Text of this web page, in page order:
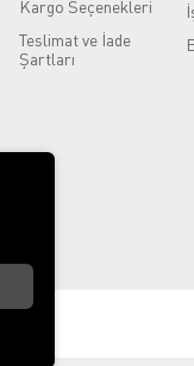
Kargo Seçenekleri
Teslimat ve İade
Şartları